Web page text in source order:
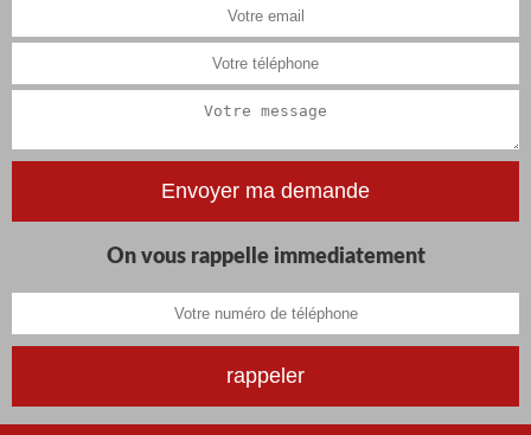
On vous rappelle immediatement